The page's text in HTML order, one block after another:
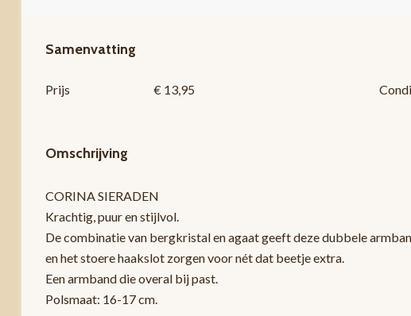
Samenvatting
Prijs € 13,95
Omschrijving
CORINA SIERADEN
Krachtig, puur en stijlvol.
De combinatie van bergkristal en agaat geeft deze dubbele
en het stoere haakslot zorgen voor nét dat beetje extra.
Een armband die overal bij past.
Polsmaat: 16-17 cm.